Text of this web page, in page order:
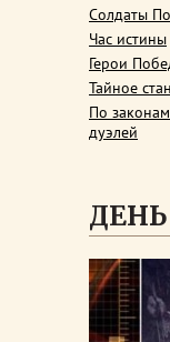
Солдаты
Час истины
Герои
Тайное
По
дуэлей